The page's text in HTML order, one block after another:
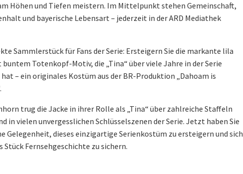
Höhen und Tiefen meistern. Im Mittelpunkt stehen Gemeinschaft,
und bayerische Lebensart – jederzeit in der ARD Mediathek
Sammlerstück für Fans der Serie: Ersteigern Sie die markante lila
Totenkopf-Motiv, die „Tina“ über viele Jahre in der Serie
– ein originales Kostüm aus der BR-Produktion „Dahoam is
trug die Jacke in ihrer Rolle als „Tina“ über zahlreiche Staffeln
in vielen unvergesslichen Schlüsselszenen der Serie. Jetzt haben Sie
Gelegenheit, dieses einzigartige Serienkostüm zu ersteigern und sich
Stück Fernsehgeschichte zu sichern.